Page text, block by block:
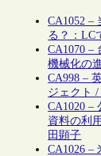
CA1052 –
る？：LC
CA1070 –
機械化の
CA998 –
ジェクト /
CA1020 –
資料の利
田顕子
CA1026 –